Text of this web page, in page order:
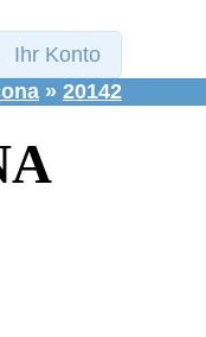
Ihr Konto
» 20142